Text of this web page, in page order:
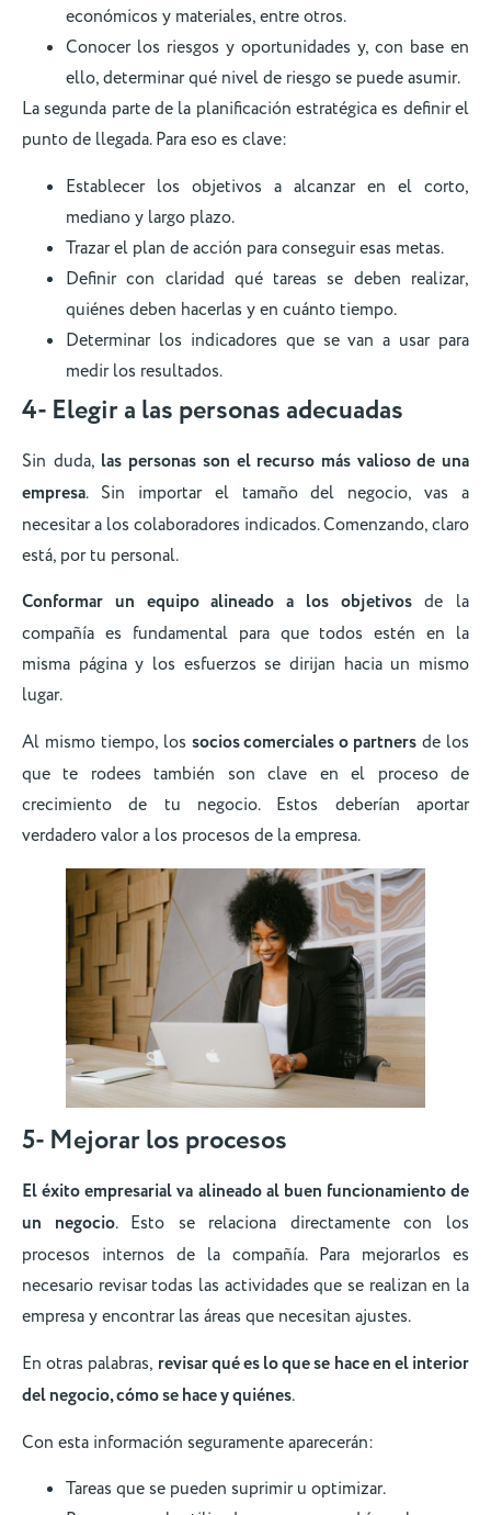
económicos y materiales, entre otros.
Conocer los riesgos y oportunidades y, con base en
ello, determinar qué nivel de riesgo se puede asumir.
La segunda parte de la planificación estratégica es definir el
punto de llegada. Para eso es clave:
Establecer los objetivos a alcanzar en el corto,
mediano y largo plazo.
Trazar el plan de acción para conseguir esas metas.
Definir con claridad qué tareas se deben realizar,
quiénes deben hacerlas y en cuánto tiempo.
Determinar los indicadores que se van a usar para
medir los resultados.
4- Elegir a las personas adecuadas
Sin duda, las personas son el recurso más valioso de una
empresa. Sin importar el tamaño del negocio, vas a
necesitar a los colaboradores indicados. Comenzando, claro
está, por tu personal.
Conformar un equipo alineado a los objetivosde la
compañía es fundamental para que todos estén en la
misma página y los esfuerzos se dirijan hacia un mismo
lugar.
Al mismo tiempo, los socios comerciales o partners de los
que te rodees también son clave en el proceso de
crecimiento de tu negocio. Estos deberían aportar
verdadero valor a los procesos de la empresa.
5- Mejorar los procesos
El éxito empresarial va alineado al buen funcionamiento de
un negocio. Esto se relaciona directamente con los
procesos internos de la compañía. Para mejorarlos es
necesario revisar todas las actividades que se realizan en la
empresa y encontrar las áreas que necesitan ajustes.
En otras palabras, revisar qué es lo que se hace en el interior
del negocio, cómo se hace y quiénes.
Con esta información seguramente aparecerán:
Tareas que se pueden suprimir u optimizar.